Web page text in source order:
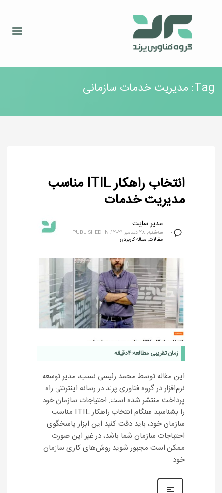
Tag: مدیریت خدمات سازمانی
انتخاب راهکار ITIL مناسب
مدیریت خدمات
0
مدیر سایت
سه‌شنبه, 28 دسامبر 2021 /
PUBLISHED IN
مقالات, مقاله کاربردی
زمان تقریبی مطالعه:4دقیقه
این مقاله توسط محمد رئیسی نسب، مدیر توسعه
نرم‌افزار در گروه فناوری پرند در رسانه اینترنتی راه
پرداخت منتشر شده است. احتیاجات سازمان خود
را بشناسید هنگام انتخاب راهکار ITIL مناسب
سازمان خود، باید دقت کنید این ابزار پاسخگوی
احتیاجات سازمان شما باشد، در غیر این صورت
ممکن است مجبور شوید روش‌های کاری سازمان
خود